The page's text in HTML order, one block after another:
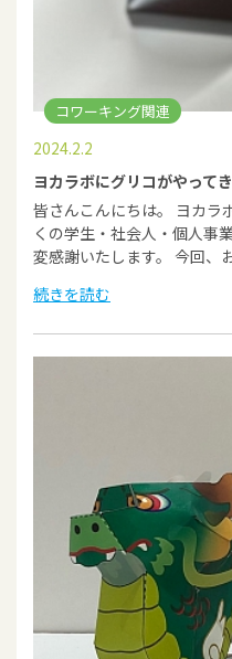
コワーキング関連
2024.2.2
ヨカラボにグリコがやって
皆さんこんにちは。 ヨカラ
くの学生・社会人・個人事
変感謝いたします。 今回
続きを読む